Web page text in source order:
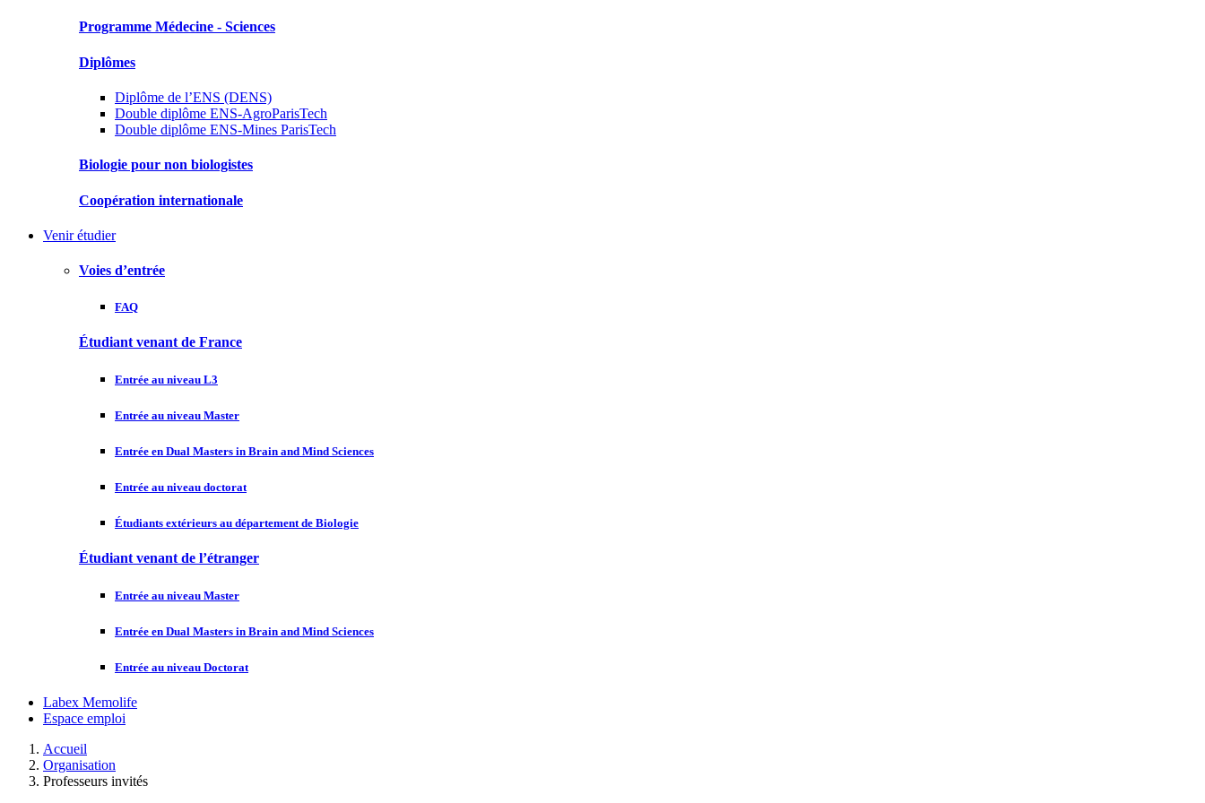
Programme Médecine - Sciences
Diplômes
Diplôme de l’ENS (DENS)
Double diplôme ENS-AgroParisTech
Double diplôme ENS-Mines ParisTech
Biologie pour non biologistes
Coopération internationale
Venir étudier
Voies d’entrée
FAQ
Étudiant venant de France
Entrée au niveau L3
Entrée au niveau Master
Entrée en Dual Masters in Brain and Mind Sciences
Entrée au niveau doctorat
Étudiants extérieurs au département de Biologie
Étudiant venant de l’étranger
Entrée au niveau Master
Entrée en Dual Masters in Brain and Mind Sciences
Entrée au niveau Doctorat
Labex Memolife
Espace emploi
Accueil
Organisation
Professeurs invités